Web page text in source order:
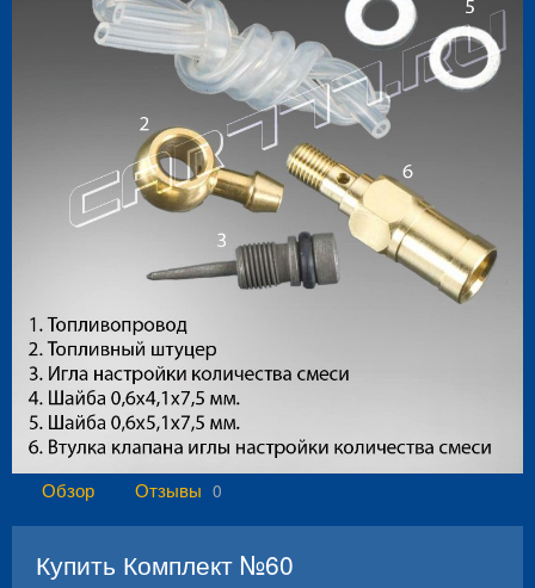
Обзор Отзывы 0
Купить Комплект №60